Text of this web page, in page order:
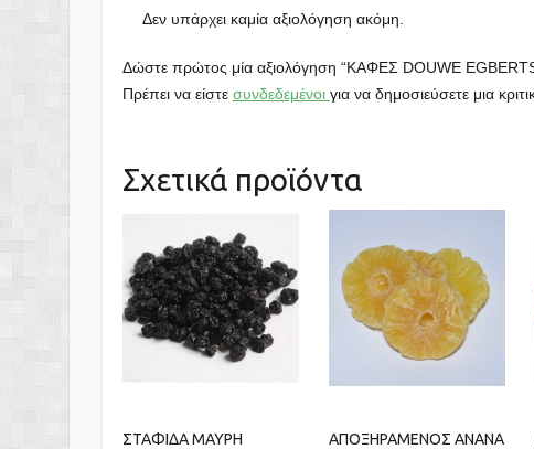
Δεν υπάρχει καμία αξιολόγηση ακόμη.
Δώστε πρώτος μία αξιολόγηση “ΚΑΦΕΣ DOUWE
Πρέπει να είστε συνδεδεμένοι για να δημοσιεύσετε μια
Σχετικά προϊόντα
ΣΤΑΦΙΔΑ ΜΑΥΡΗ ΑΠΟΞΗΡΑΜΕΝΟΣ ΑΝΑΝΑ